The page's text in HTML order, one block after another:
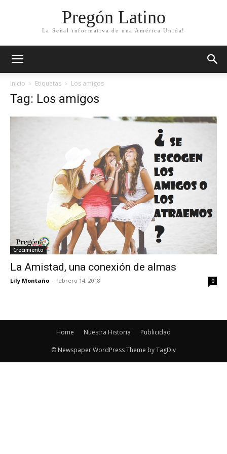
Pregón Latino
La Señal informativa de una América Unida!
Inicio Etiquetas Los amigos
Tag: Los amigos
Crecimiento
La Amistad, una conexión de almas
Lily Montaño - febrero 14, 2018 0
Home Nuestra Historia Publicidad
© Newspaper WordPress Theme by TagDiv